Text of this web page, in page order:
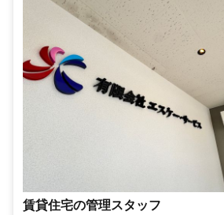
賃貸住宅の管理スタッフ